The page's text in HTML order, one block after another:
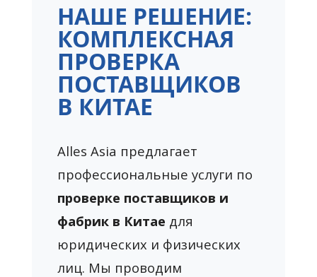
НАШЕ РЕШЕНИЕ:
КОМПЛЕКСНАЯ
ПРОВЕРКА
ПОСТАВЩИКОВ
В КИТАЕ
Alles Asia предлагает
профессиональные услуги по
проверке поставщиков и
фабрик в Китае для
юридических и физических
лиц. Мы проводим